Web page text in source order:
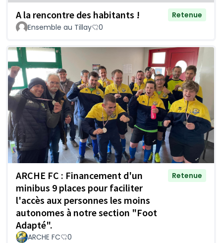
A la rencontre des habitants !
Retenue
Ensemble au Tillay
0
ARCHE FC : Financement d'un
minibus 9 places pour faciliter
l'accès aux personnes les moins
autonomes à notre section "Foot
Adapté".
Retenue
ARCHE FC 0